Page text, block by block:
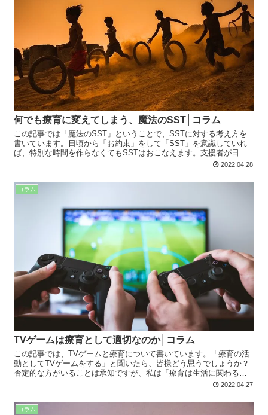
何でも療育に変えてしまう、魔法のSST│コラム
この記事では「魔法のSST」ということで、SSTに対する考え方を
書いています。日頃から「お約束」をして「SST」を意識していれ
ば、特別な時間を作らなくてもSSTはおこなえます。支援者が日頃
から意識していると学ぶ機会は増え、誤学習のリスクは軽減しま
2022.04.28
コラム
TVゲームは療育として適切なのか│コラム
この記事では、TVゲームと療育について書いています。「療育の活
動としてTVゲームをする」と聞いたら、皆様どう思うでしょうか？
否定的な方がいることは承知ですが、私は「療育は生活に関わるこ
と、生活のあらゆるものは療育のツールになりうる」と考えていま
2022.04.27
コラム